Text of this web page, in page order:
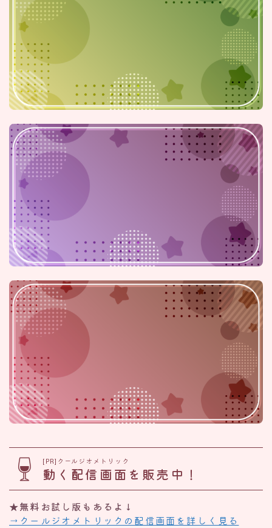
[PR]クールジオメトリック
動く配信画面を販売中！
★無料お試し版もあるよ↓
→クールジオメトリックの配信画面を詳しく見る